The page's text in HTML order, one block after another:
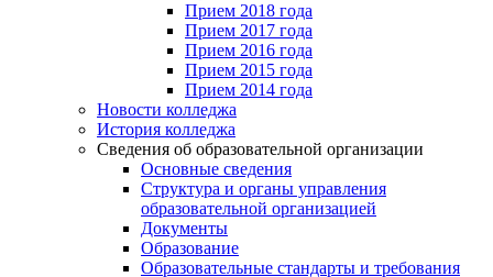
Прием 2018 года
Прием 2017 года
Прием 2016 года
Прием 2015 года
Прием 2014 года
Новости колледжа
История колледжа
Сведения об образовательной организации
Основные сведения
Структура и органы управления
образовательной организацией
Документы
Образование
Образовательные стандарты и требования